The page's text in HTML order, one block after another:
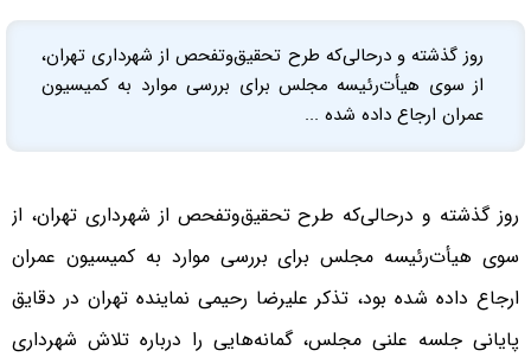
روز گذشته و درحالی‌که طرح تحقیق‌وتفحص از شهرداری تهران،
از سوی هیأت‌رئیسه مجلس برای بررسی موارد به کمیسیون
عمران ارجاع داده شده ...
روز گذشته و درحالی‌که طرح تحقیق‌وتفحص از شهرداری تهران، از
سوی هیأت‌رئیسه مجلس برای بررسی موارد به کمیسیون عمران
ارجاع داده شده بود، تذکر علیرضا رحیمی نماینده تهران در دقایق
پایانی جلسه علنی مجلس، گمانه‌هایی را درباره تلاش شهرداری